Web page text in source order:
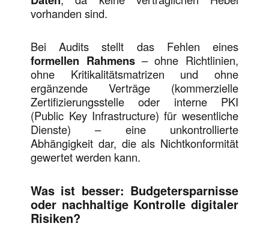
vorhanden sind.
Bei Audits stellt das Fehlen eines
formellen Rahmens– ohne Richtlinien,
ohne Kritikalitätsmatrizen und ohne
ergänzende Verträge (kommerzielle
Zertifizierungsstelle oder interne PKI
(Public Key Infrastructure) für wesentliche
Dienste) – eine unkontrollierte
Abhängigkeit dar, die als Nichtkonformität
gewertet werden kann.
Was ist besser: Budgetersparnisse
oder nachhaltige Kontrolle digitaler
Risiken?